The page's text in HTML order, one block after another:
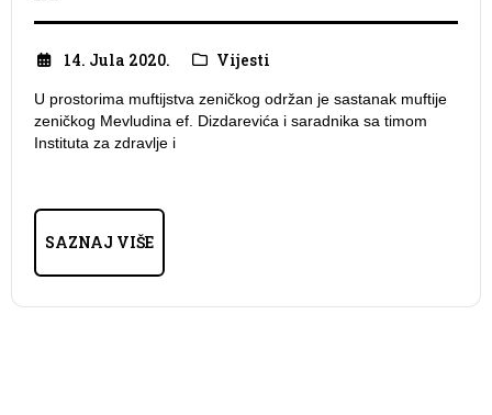
14. Jula 2020. Vijesti
U prostorima muftijstva zeničkog održan je sastanak muftije
zeničkog Mevludina ef. Dizdarevića i saradnika sa timom
Instituta za zdravlje i
SAZNAJ VIŠE